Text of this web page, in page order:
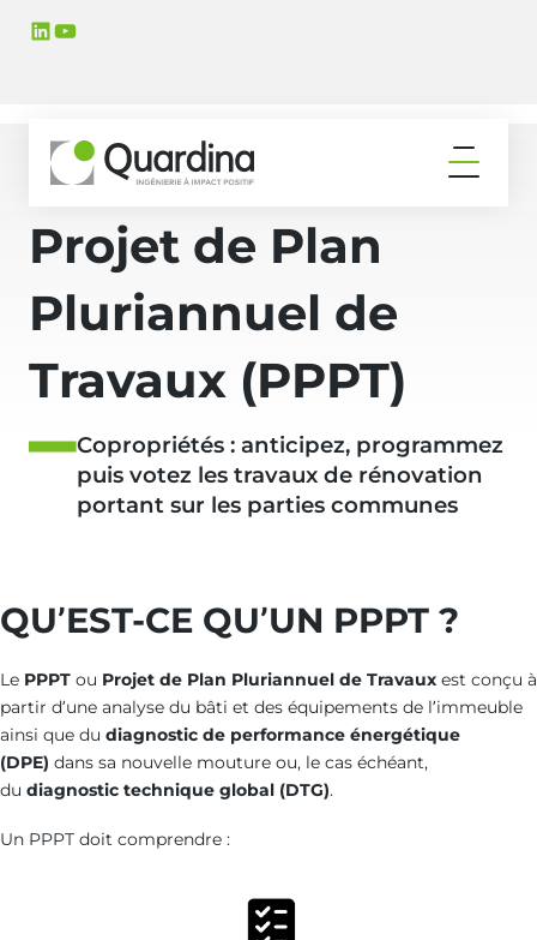
LinkedIn
YouTube
Ouvrir
Projet de Plan
Pluriannuel de
Travaux (PPPT)
Copropriétés : anticipez, programmez
puis votez les travaux de rénovation
portant sur les parties communes
QU’EST-CE QU’UN PPPT ?
Le PPPT ou Projet de Plan Pluriannuel de Travaux est conçu à
partir d’une analyse du bâti et des équipements de l’immeuble
ainsi que du diagnostic de performance énergétique
(DPE) dans sa nouvelle mouture ou, le cas échéant,
du diagnostic technique global (DTG).
Un PPPT doit comprendre :